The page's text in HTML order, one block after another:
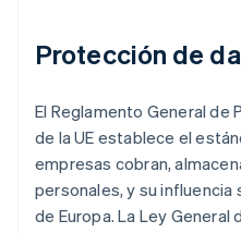
Protección de
El Reglamento General de
de la UE establece el
empresas cobran,
personales, y su
de Europa. La Ley